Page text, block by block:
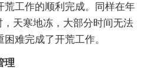
荒工作的顺利完成。同样在年
，天寒地冻，大部分时间无法
难完成了开荒工作。
理